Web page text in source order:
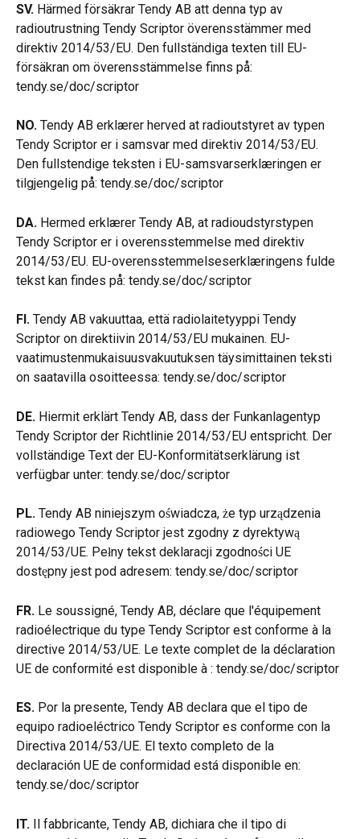
SV. Härmed försäkrar Tendy AB att denna typ av
radioutrustning Tendy Scriptor överensstämmer med
direktiv 2014/53/EU. Den fullständiga texten till EU-
försäkran om överensstämmelse finns på:
tendy.se/doc/scriptor
NO. Tendy AB erklærer herved at radioutstyret av typen
Tendy Scriptor er i samsvar med direktiv 2014/53/EU.
Den fullstendige teksten i EU-samsvarserklæringen er
tilgjengelig på: tendy.se/doc/scriptor
DA. Hermed erklærer Tendy AB, at radioudstyrstypen
Tendy Scriptor er i overensstemmelse med direktiv
2014/53/EU. EU-overensstemmelseserklæringens fulde
tekst kan findes på: tendy.se/doc/scriptor
FI. Tendy AB vakuuttaa, että radiolaitetyyppi Tendy
Scriptor on direktiivin 2014/53/EU mukainen. EU-
vaatimustenmukaisuusvakuutuksen täysimittainen teksti
on saatavilla osoitteessa: tendy.se/doc/scriptor
DE. Hiermit erklärt Tendy AB, dass der Funkanlagentyp
Tendy Scriptor der Richtlinie 2014/53/EU entspricht. Der
vollständige Text der EU-Konformitätserklärung ist
verfügbar unter: tendy.se/doc/scriptor
PL. Tendy AB niniejszym oświadcza, że typ urządzenia
radiowego Tendy Scriptor jest zgodny z dyrektywą
2014/53/UE. Pełny tekst deklaracji zgodności UE
dostępny jest pod adresem: tendy.se/doc/scriptor
FR. Le soussigné, Tendy AB, déclare que l'équipement
radioélectrique du type Tendy Scriptor est conforme à la
directive 2014/53/UE. Le texte complet de la déclaration
UE de conformité est disponible à : tendy.se/doc/scriptor
ES. Por la presente, Tendy AB declara que el tipo de
equipo radioeléctrico Tendy Scriptor es conforme con la
Directiva 2014/53/UE. El texto completo de la
declaración UE de conformidad está disponible en:
tendy.se/doc/scriptor
IT. Il fabbricante, Tendy AB, dichiara che il tipo di